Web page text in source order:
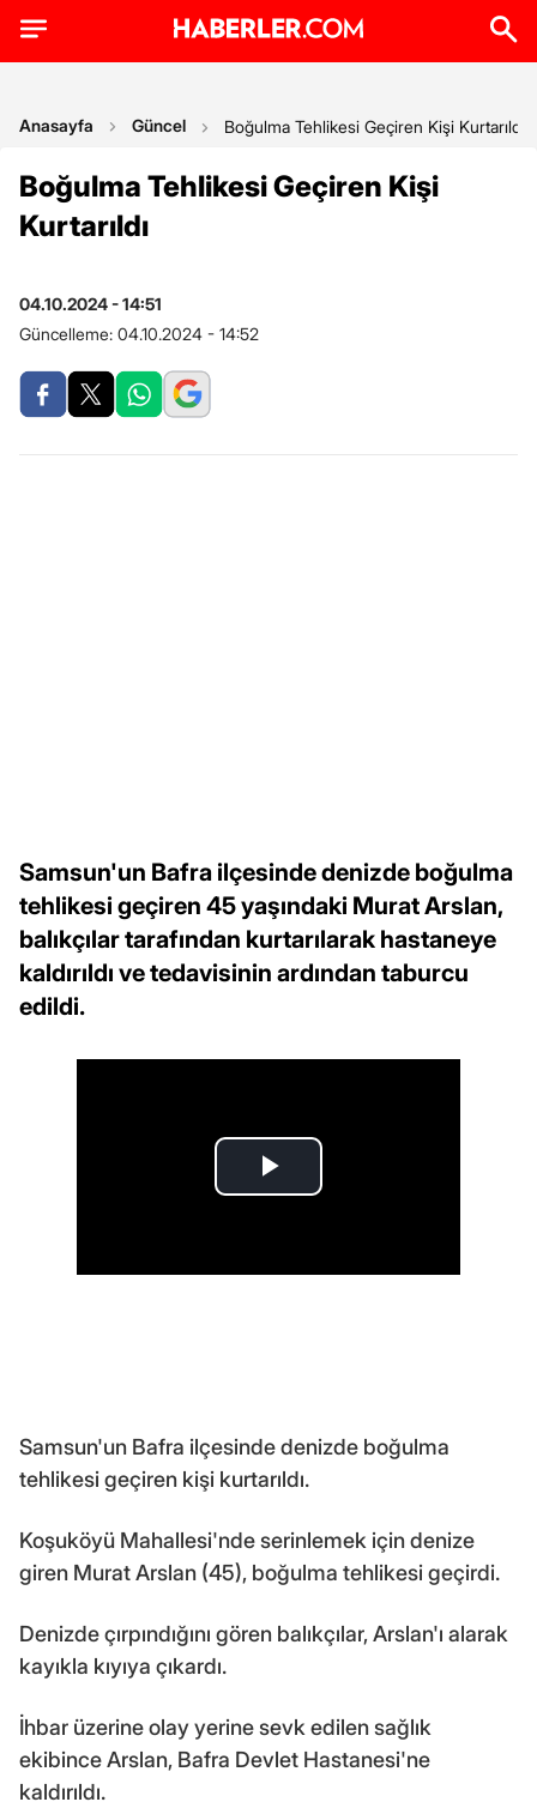
Anasayfa Güncel Boğulma Tehlikesi Geçiren Kişi Kurtarıldı
Boğulma Tehlikesi Geçiren Kişi
Kurtarıldı
04.10.2024 - 14:51
Güncelleme: 04.10.2024 - 14:52
Samsun'un Bafra ilçesinde denizde boğulma
tehlikesi geçiren 45 yaşındaki Murat Arslan,
balıkçılar tarafından kurtarılarak hastaneye
kaldırıldı ve tedavisinin ardından taburcu
edildi.
Samsun'un Bafra ilçesinde denizde boğulma
tehlikesi geçiren kişi kurtarıldı.
Koşuköyü Mahallesi'nde serinlemek için denize
giren Murat Arslan (45), boğulma tehlikesi geçirdi.
Denizde çırpındığını gören balıkçılar, Arslan'ı alarak
kayıkla kıyıya çıkardı.
İhbar üzerine olay yerine sevk edilen sağlık
ekibince Arslan, Bafra Devlet Hastanesi'ne
kaldırıldı.